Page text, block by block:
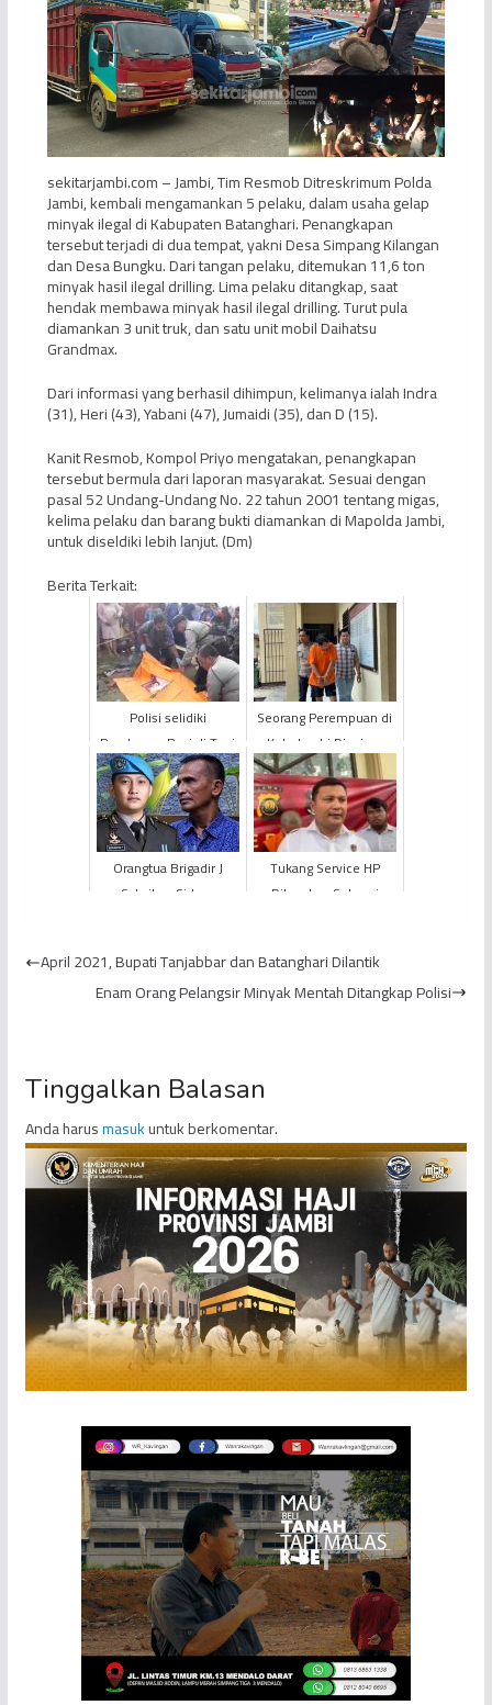
sekitarjambi.com – Jambi, Tim Resmob Ditreskrimum Polda
Jambi, kembali mengamankan 5 pelaku, dalam usaha gelap
minyak ilegal di Kabupaten Batanghari. Penangkapan
tersebut terjadi di dua tempat, yakni Desa Simpang Kilangan
dan Desa Bungku. Dari tangan pelaku, ditemukan 11,6 ton
minyak hasil ilegal drilling. Lima pelaku ditangkap, saat
hendak membawa minyak hasil ilegal drilling. Turut pula
diamankan 3 unit truk, dan satu unit mobil Daihatsu
Grandmax.
Dari informasi yang berhasil dihimpun, kelimanya ialah Indra
(31), Heri (43), Yabani (47), Jumaidi (35), dan D (15).
Kanit Resmob, Kompol Priyo mengatakan, penangkapan
tersebut bermula dari laporan masyarakat. Sesuai dengan
pasal 52 Undang-Undang No. 22 tahun 2001 tentang migas,
kelima pelaku dan barang bukti diamankan di Mapolda Jambi,
untuk diseldiki lebih lanjut. (Dm)
Berita Terkait:
Polisi selidiki
Pembuang Bayi di Tepi
Sungai Batanghari.
Seorang Perempuan di
Kota Jambi Dianiaya
Pasangan Living
Together
Orangtua Brigadir J
Saksikan Sidang
Tukang Service HP
Ditangkap Sebagai
PRESMA U...
April 2021, Bupati Tanjabbar dan Batanghari Dilantik
Enam Orang Pelangsir Minyak Mentah Ditangkap Polisi
Tinggalkan Balasan
Anda harusmasukuntuk berkomentar.